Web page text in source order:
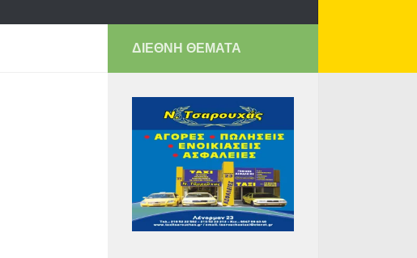
ΔΙΕΘΝΗ ΘΕΜΑΤΑ